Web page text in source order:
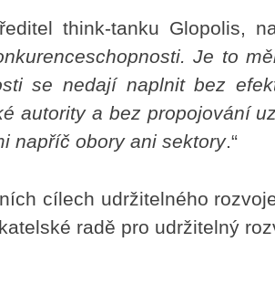
think-tanku Glopolis,
Je to
se nedají naplnit bez
autority a bez propojování
napříč obory ani sektory.“
cílech udržitelného
radě pro udržitelný